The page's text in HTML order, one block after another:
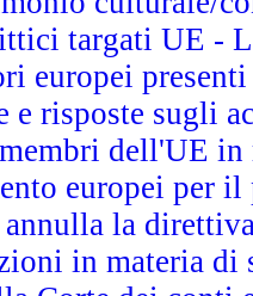
targati UE -
europei
e risposte sugli
dell'UE
europei per
annulla la
in materia di